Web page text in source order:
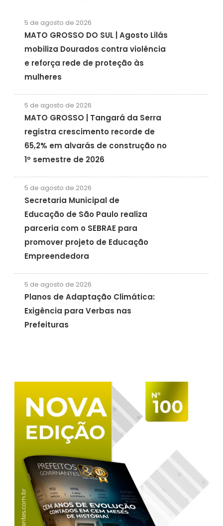
5 de agosto de 2026
MATO GROSSO DO SUL | Agosto Lilás
mobiliza Dourados contra violência
e reforça rede de proteção às
mulheres
5 de agosto de 2026
MATO GROSSO | Tangará da Serra
registra crescimento recorde de
65,2% em alvarás de construção no
1º semestre de 2026
5 de agosto de 2026
Secretaria Municipal de
Educação de São Paulo realiza
parceria com o SEBRAE para
promover projeto de Educação
Empreendedora
5 de agosto de 2026
Planos de Adaptação Climática:
Exigência para Verbas nas
Prefeituras